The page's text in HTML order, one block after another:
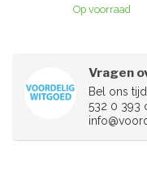
Op voorraad
Vragen
Bel ons
532 0 393